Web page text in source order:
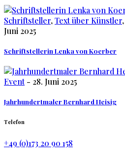
Schriftsteller,Text über Künstler,
Juni 2025
Schriftstellerin Lenka von Koerber
Event- 28. Juni 2025
Jahrhundertmaler Bernhard Heisig
Telefon
+49 (0)173 20 90 158